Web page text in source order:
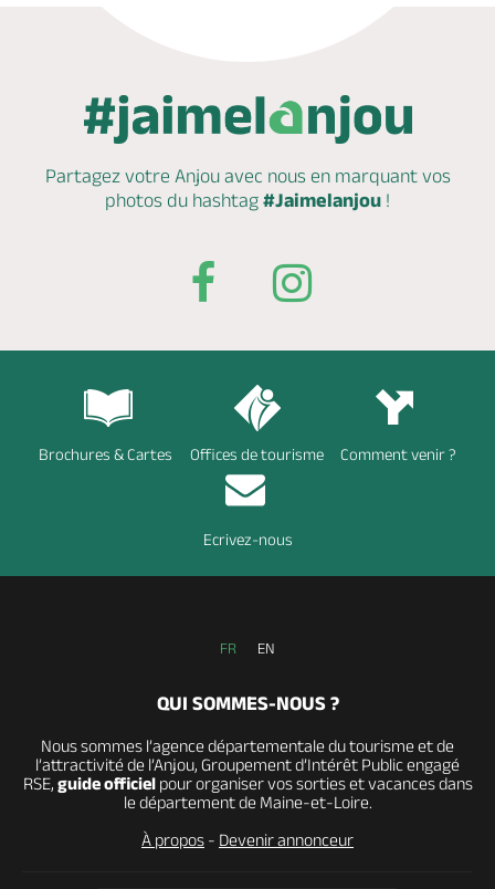
Partagez votre Anjou avec nous en marquantvos
photos du hashtag #Jaimelanjou !
Brochures & Cartes Offices de tourisme Comment venir ?
Ecrivez-nous
FR EN
QUI SOMMES-NOUS ?
Nous sommes l’agence départementale du tourisme et de
l’attractivité de l’Anjou, Groupement d’Intérêt Public engagé
RSE, guide officielpour organiser vos sorties et vacances dans
le département de Maine-et-Loire.
À propos - Devenir annonceur